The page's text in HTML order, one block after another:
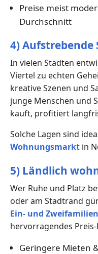
Preise meist
Durchschnitt
4) Aufstrebende
In vielen Städten
Viertel zu echten
kreative Szenen und
junge Menschen und
kauft, profitiert
Solche Lagen sind
Wohnungsmarkt in
5) Ländlich
Wer Ruhe und Platz
oder am Stadtrand
Ein- und
hervorragendes
Geringere Mieten